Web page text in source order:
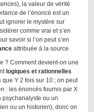
la valeur de vérité
de l’énoncé est un
ignorer le mystère sur
comme vrai et s’en
savoir si l’on peut s’en
attribuée à la source.
? Comment devient-on une
logiques et rationnelles
que Y 2 fois sur 10 ; on peut
: les énoncés fournis par X
psychanalyste ou un
ou un historien), donc on